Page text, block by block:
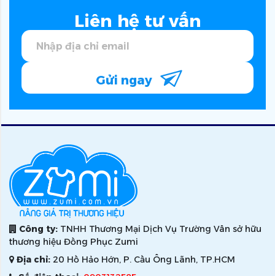
Liên hệ tư vấn
Gửi ngay
Công ty: TNHH Thương Mại Dịch Vụ Trường Vân sở hữu
thương hiệu Đồng Phục Zumi
Địa chỉ: 20 Hồ Hảo Hớn, P. Cầu Ông Lãnh, TP.HCM